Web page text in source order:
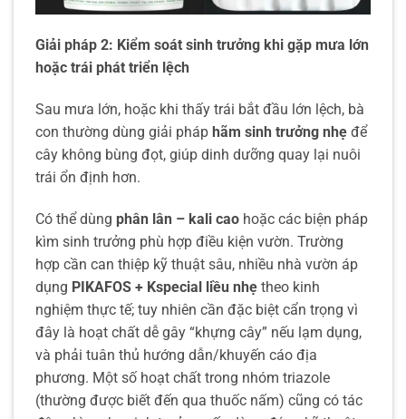
Giải pháp 2: Kiểm soát sinh trưởng khi gặp mưa lớn
hoặc trái phát triển lệch
Sau mưa lớn, hoặc khi thấy trái bắt đầu lớn lệch, bà
con thường dùng giải pháp hãm sinh trưởng nhẹ để
cây không bùng đọt, giúp dinh dưỡng quay lại nuôi
trái ổn định hơn.
Có thể dùng phân lân – kali cao hoặc các biện pháp
kìm sinh trưởng phù hợp điều kiện vườn. Trường
hợp cần can thiệp kỹ thuật sâu, nhiều nhà vườn áp
dụng PIKAFOS + Kspecial liều nhẹ theo kinh
nghiệm thực tế; tuy nhiên cần đặc biệt cẩn trọng vì
đây là hoạt chất dễ gây “khựng cây” nếu lạm dụng,
và phải tuân thủ hướng dẫn/khuyến cáo địa
phương. Một số hoạt chất trong nhóm triazole
(thường được biết đến qua thuốc nấm) cũng có tác